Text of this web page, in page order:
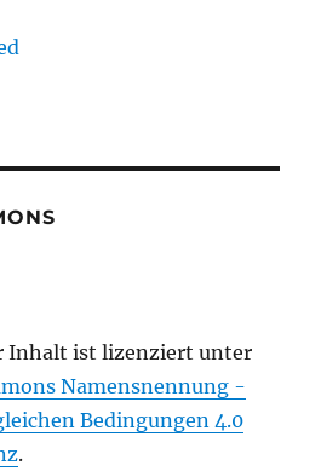
Inhalt ist lizenziert unter
Namensnennung -
Bedingungen 4.0
.